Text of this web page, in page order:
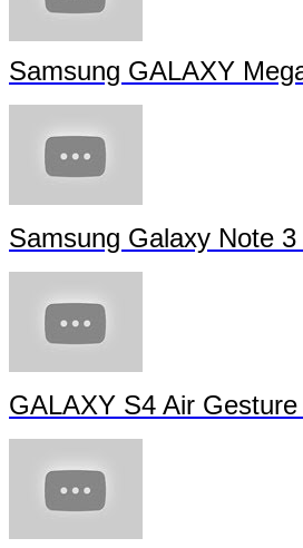
Samsung GALAXY
Samsung Galaxy Note
GALAXY S4 Air Gesture with